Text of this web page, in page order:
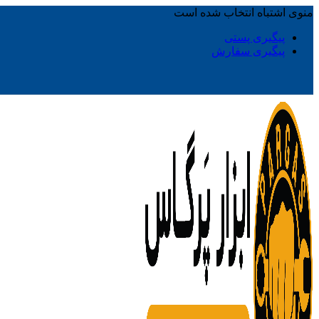
منوی اشتباه انتخاب شده است
پیگیری پستی
پیگیری سفارش